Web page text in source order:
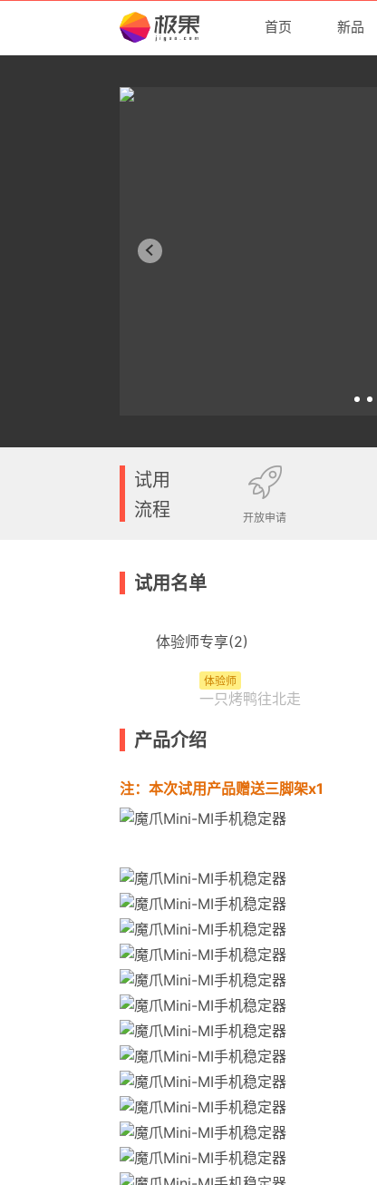
首页 新品
试用
流程
开放申请
试用名单
体验师专享(2)
体验师
一只烤鸭往北走
产品介绍
注：本次试用产品赠送三脚架x1